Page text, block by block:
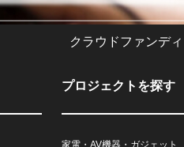
クラウドファンデ
プロジェクトを探す
家電・AV機器・ガジェット